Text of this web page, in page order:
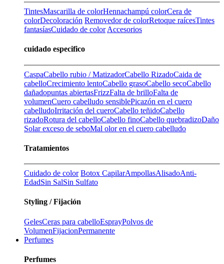
TintesMascarilla de colorHennachampú colorCera de
colorDecoloración Removedor de colorRetoque raícesTintes
fantasíasCuidado de color Accesorios
cuidado especifico
CaspaCabello rubio / MatizadorCabello RizadoCaida de
cabelloCrecimiento lentoCabello grasoCabello secoCabello
dañadopuntas abiertasFrizzFalta de brilloFalta de
volumenCuero cabelludo sensiblePicazón en el cuero
cabelludoIrritación del cueroCabello teñidoCabello
rizadoRotura del cabelloCabello finoCabello quebradizoDaño
Solarexceso de seboMal olor en el cuero cabelludo
Tratamientos
Cuidado de color Botox CapilarAmpollasAlisadoAnti-
EdadSin SalSin Sulfato
Styling / Fijación
GelesCeras para cabelloEsprayPolvos de
VolumenFijacionPermanente
Perfumes
Perfumes